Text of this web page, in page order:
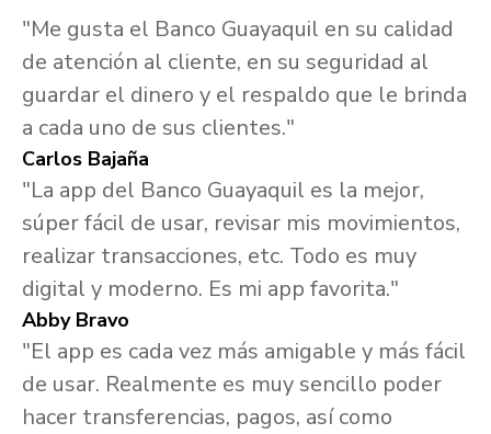
"Me gusta el Banco Guayaquil en su calidad
de atención al cliente, en su seguridad al
guardar el dinero y el respaldo que le brinda
a cada uno de sus clientes."
Carlos Bajaña
"La app del Banco Guayaquil es la mejor,
súper fácil de usar, revisar mis movimientos,
realizar transacciones, etc. Todo es muy
digital y moderno. Es mi app favorita."
Abby Bravo
"El app es cada vez más amigable y más fácil
de usar. Realmente es muy sencillo poder
hacer transferencias, pagos, así como